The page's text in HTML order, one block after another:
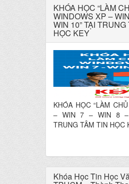
thực tế, Tin Học KEY
đến cho bạn kết quả
KHÓA HỌC “LÀM
WINDOWS XP –
WIN 10” TẠI TRUNG
HỌC KEY
KHÓA HỌC “LÀM
– WIN 7 – WIN 8 –
TRUNG TÂM TIN HỌC
Khóa Học Tin Học